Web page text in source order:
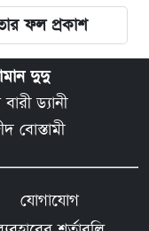
ফল প্রকাশ
দুদু
ড্যানী
বোস্তামী
যোগাযোগ